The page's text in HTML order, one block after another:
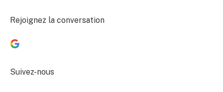
Rejoignez la conversation
Suivez-nous